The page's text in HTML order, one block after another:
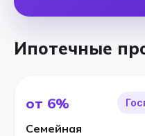
Ипотечные
от 6%
Семейная